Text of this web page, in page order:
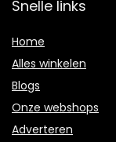
Snelle links
Home
Alles winkelen
Blogs
Onze webshops
Adverteren